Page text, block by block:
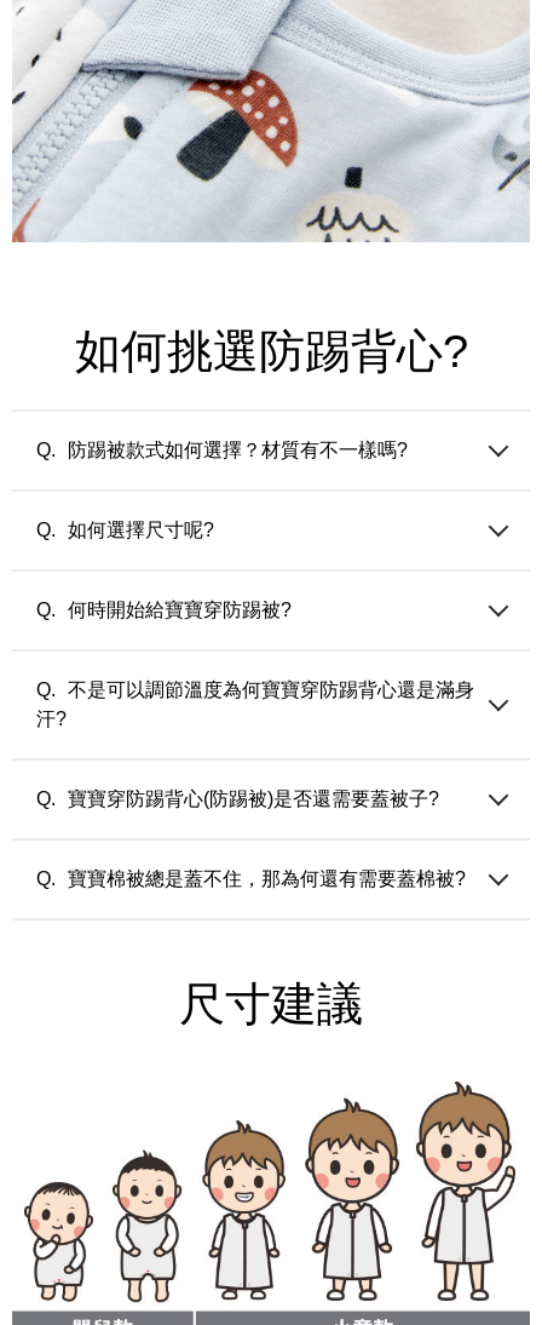
如何挑選防踢背心?
防踢被款式如何選擇？材質有不一樣嗎?
薄版 (50公克/平方米) — 適合夏天的冷氣房或微涼之忽冷忽熱
來使用
如何選擇尺寸呢?
尺寸建議選擇。
何時開始給寶寶穿防踢被?
不是可以調節溫度為何寶寶穿防踢背心還是滿身
汗?
時，內搭穿著太厚也會感到過暖導致流汗（除非內著也有調溫
狀況做調整。
寶寶穿防踢背心(防踢被)是否還需要蓋被子?
需要蓋一件薄被睡覺的時候，就可以讓寶寶只穿防踢背心不需
寶寶棉被總是蓋不住，那為何還有需要蓋棉被?
尺寸建議